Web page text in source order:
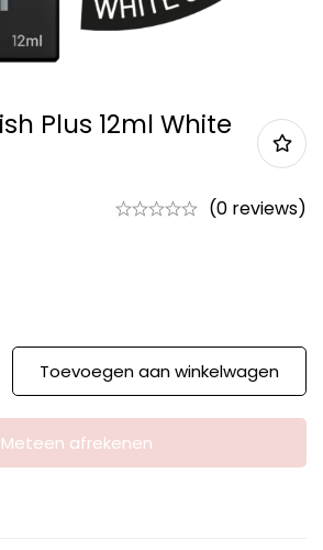
Plus 12ml White
(0 reviews)
Toevoegen aan winkelwagen
Meteen afrekenen